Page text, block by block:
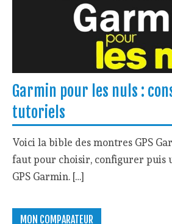
Garmin pour les nuls :
tutoriels
Voici la bible des montres GPS
faut pour choisir, configurer puis
GPS Garmin. […]
MON COMPARATEUR